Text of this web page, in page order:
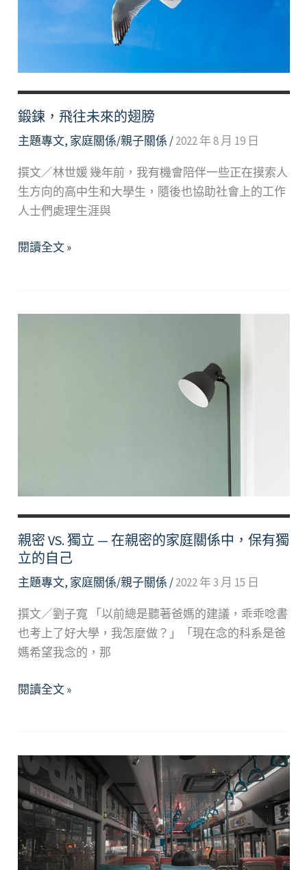
鍛鍊，飛往未來的翅膀
主題專文, 家庭關係/親子關係 /2022 年 8 月 19 日
撰文／林世媛 幾年前，我有機會陪伴一些正在摸索人
生方向的高中生和大學生，隨後也協助社會上的工作
人士們處理生涯與
鍛
閱讀全文 »
親密 VS. 獨立 — 在親密的家庭關係中，保有獨
立的自己
主題專文, 家庭關係/親子關係 /2022 年 3 月 15 日
撰文／劉子寬 「以前總是聽著爸媽的建議，乖乖唸書
也考上了好大學，我怎麼做？」「現在念的科系是爸
媽希望我念的，那
親
立
—
在
密
的
閱讀全文 »